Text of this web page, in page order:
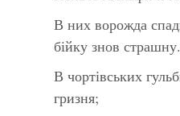
В них ворожда
бійку знов страшну.
В чортівських
гризня;